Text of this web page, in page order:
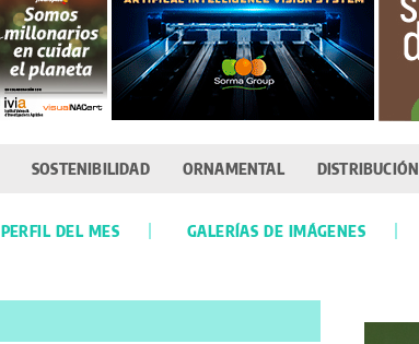
SOSTENIBILIDAD ORNAMENTAL DISTRIBUCIÓN
PERFIL DEL MES GALERÍAS DE IMÁGENES